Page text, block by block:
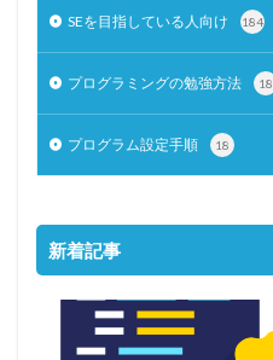
SEを目指している人向け 184
プログラミングの勉強方法 18
プログラム設定手順 18
新着記事